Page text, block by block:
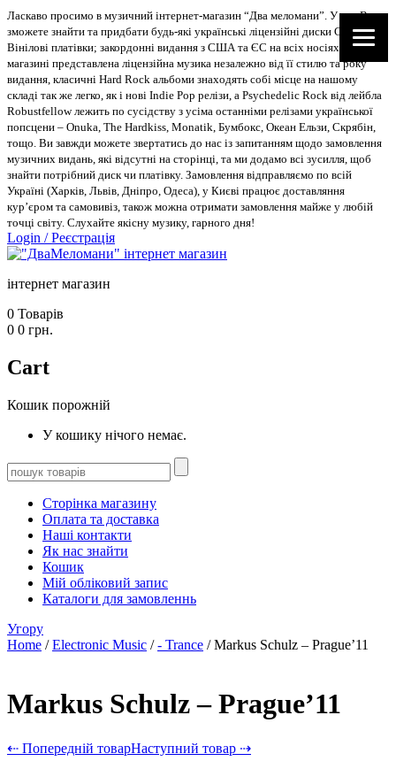
Ласкаво просимо в музичний інтернет-магазин “Два меломани”. У нас Ви
зможете знайти та придбати будь-які українські ліцензійні диски CD, DVD,
Вінілові платівки; закордонні видання з США та ЄС на всіх носіях. В
магазині представлена ліцензійна музика незалежно від її стилю та року
видання, класичні Hard Rock альбоми знаходять собі місце на нашому
складі так же легко, як і нові Indie Pop релізи, а Psychedelic Rock від лейбла
Robustfellow лежить по сусідству з усіма останніми релізами української
попсцени – Onuka, The Hardkiss, Monatik, Бумбокс, Океан Ельзи, Скрябін,
тощо. Ви завжди можете звертатись до нас із запитанням щодо замовлення
музичних видань, які відсутні на сторінці, та ми додамо всі зусилля, щоб
знайти потрібний диск чи платівку. Замовлення відправляємо по всій
Україні (Харків, Львів, Дніпро, Одеса), у Києві працює доставляння
кур’єром та самовивіз, також можна отримати замовлення майже у любій
точці світу. Слухайте якісну музику, гарного дня!
Login /Реєстрація
інтернет магазин
0 Товарів
0 0 грн.
Cart
Кошик порожній
У кошику нічого немає.
Сторінка магазину
Оплата та доставка
Наші контакти
Як нас знайти
Кошик
Мій обліковий запис
Каталоги для замовленнь
Угору
Home /Electronic Music /- Trance / Markus Schulz – Prague’11
Markus Schulz – Prague’11
⇠ Попередній товарНаступний товар ⇢